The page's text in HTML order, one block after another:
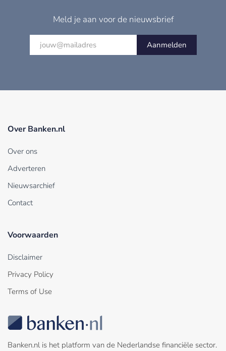
Meld je aan voor de nieuwsbrief
Aanmelden
Over Banken.nl
Over ons
Adverteren
Nieuwsarchief
Contact
Voorwaarden
Disclaimer
Privacy Policy
Terms of Use
Banken.nl is het platform van de Nederlandse financiële sector.